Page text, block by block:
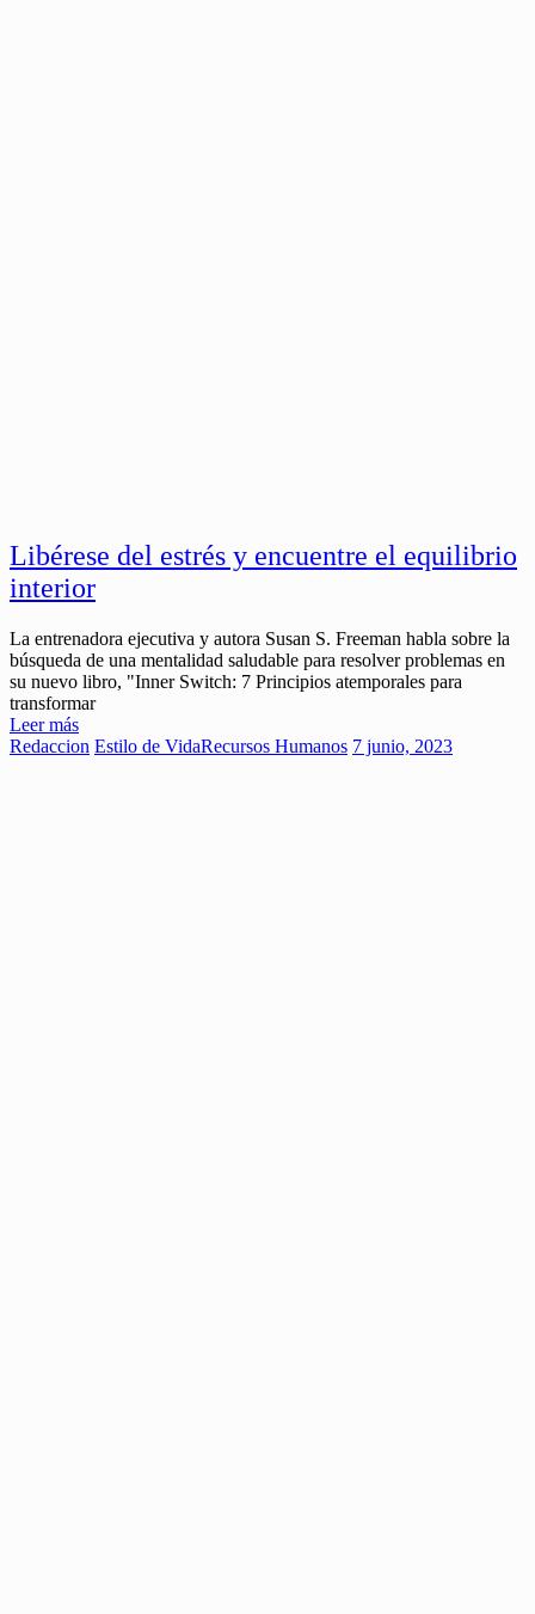
Libérese del estrés y encuentre el equilibrio
interior
La entrenadora ejecutiva y autora Susan S. Freeman habla sobre la
búsqueda de una mentalidad saludable para resolver problemas en
su nuevo libro, "Inner Switch: 7 Principios atemporales para
transformar
Leer más
Redaccion Estilo de VidaRecursos Humanos 7 junio, 2023